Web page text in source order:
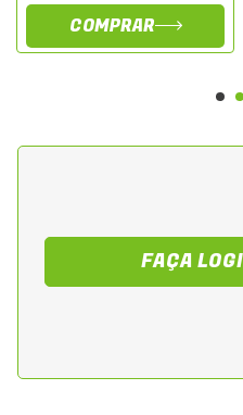
COMPRAR
FAÇA